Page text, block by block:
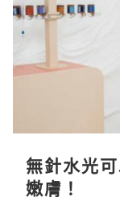
無針水光
嫩膚！